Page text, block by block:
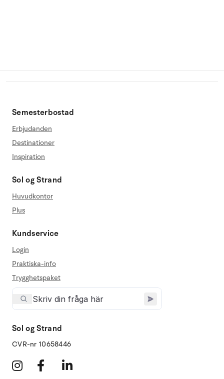
Semesterbostad
Erbjudanden
Destinationer
Inspiration
Sol og Strand
Huvudkontor
Plus
Kundservice
Login
Praktiska-info
Trygghetspaket
Sol og Strand
CVR-nr 10658446